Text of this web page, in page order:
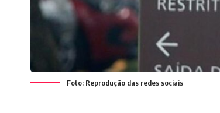
Foto: Reprodução das redes sociais